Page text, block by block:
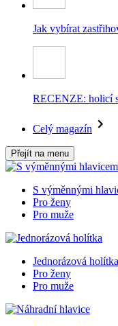
Jak vybírat
RECENZE: holicí
Celý magazín
Přejít na menu
S výměnnými
Pro ženy
Pro muže
Jednorázová holítka
Pro ženy
Pro muže